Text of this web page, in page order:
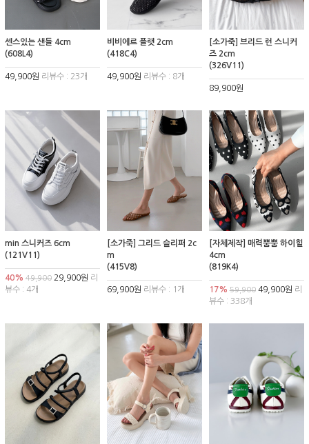
센스있는 샌들 4cm
(608L4)
49,900원 리뷰수 : 23개
비비에르 플랫 2cm
(418C4)
49,900원 리뷰수 : 8개
[소가죽] 브리드 런 스니커
즈 2cm
(326V11)
89,900원
min 스니커즈 6cm
(121V11)
40% 49,900 29,900원 리
뷰수 : 4개
[소가죽] 그리드 슬리퍼 2c
m
(415V8)
69,900원 리뷰수 : 1개
[자체제작] 매력뿜뿜 하이힐
4cm
(819K4)
17% 59,90049,900원 리
뷰수 : 338개